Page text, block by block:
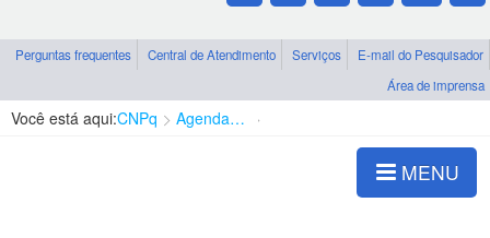
Perguntas frequentes Central de Atendimento Serviços
E-mail do Pesquisador
Área de imprensa
Você está aqui:CNPq Agenda de autoridades
MENU